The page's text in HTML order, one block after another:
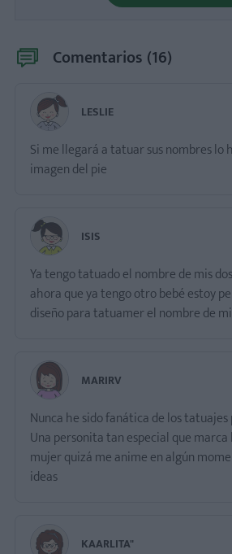
Comentarios (16)
LESLIE
Si me llegará a tatuar sus nombres lo
imagen del pie
ISIS
Ya tengo tatuado el nombre de mis
ahora que ya tengo otro bebé estoy
diseño para tatuamer el nombre de
MARIRV
Nunca he sido fanática de los
Una personita tan especial que
mujer quizá me anime en algún
ideas
KAARLITA"